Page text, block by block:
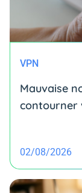
VPN
Mauvaise
contourner
02/08/2026